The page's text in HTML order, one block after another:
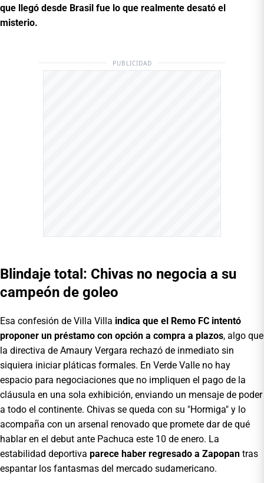
que llegó desde Brasil fue lo que realmente desató el
misterio.
PUBLICIDAD
Blindaje total: Chivas no negocia a su
campeón de goleo
Esa confesión de Villa Villa indica que el Remo FC intentó
proponer un préstamo con opción a compra a plazos, algo que
la directiva de Amaury Vergara rechazó de inmediato sin
siquiera iniciar pláticas formales. En Verde Valle no hay
espacio para negociaciones que no impliquen el pago de la
cláusula en una sola exhibición, enviando un mensaje de poder
a todo el continente. Chivas se queda con su "Hormiga" y lo
acompaña con un arsenal renovado que promete dar de qué
hablar en el debut ante Pachuca este 10 de enero. La
estabilidad deportiva parece haber regresado a Zapopan tras
espantar los fantasmas del mercado sudamericano.